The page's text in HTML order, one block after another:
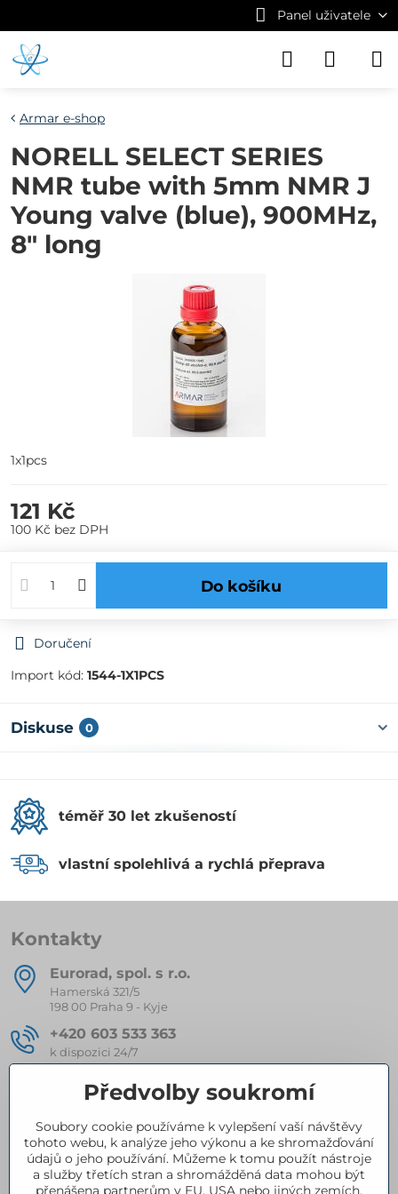
Panel uživatele
Armar e-shop
NORELL SELECT SERIES
NMR tube with 5mm NMR J
Young valve (blue), 900MHz,
8" long
1x1pcs
121 Kč
100 Kč bez DPH
Do košíku
Doručení
Import kód: 1544-1X1PCS
Diskuse 0
téměř 30 let zkušeností
vlastní spolehlivá a rychlá přeprava
Kontakty
Eurorad, spol​. s r​.o​.
Hamerská 321/5
198 00 Praha 9 - Kyje
+420 603 533 363
k dispozici 24/7
eurorad​@seznam​.cz
Kompletní nabídka produktů
Předvolby soukromí
Soubory cookie používáme k vylepšení vaší návštěvy
tohoto webu, k analýze jeho výkonu a ke shromažďování
údajů o jeho používání. Můžeme k tomu použít nástroje
a služby třetích stran a shromážděná data mohou být
přenášena partnerům v EU, USA nebo jiných zemích.